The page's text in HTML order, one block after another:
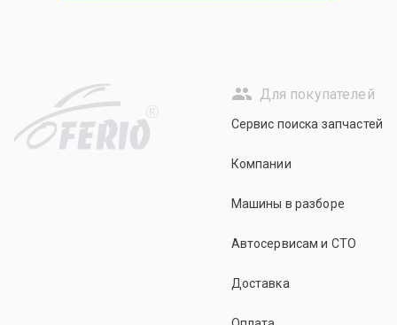
R
Для покупателей
Сервис поиска запчастей
Компании
Машины в разборе
Автосервисам и СТО
Доставка